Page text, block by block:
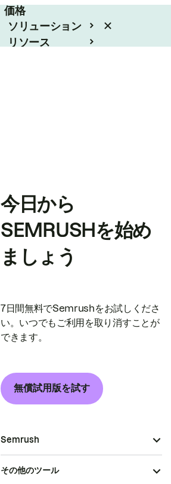
価格
ソリューション
リソース
今日から
SEMRUSHを始め
ましょう
7日間無料でSemrushをお試しくださ
い。いつでもご利用を取り消すことが
できます。
無償試用版を試す
Semrush
その他のツール